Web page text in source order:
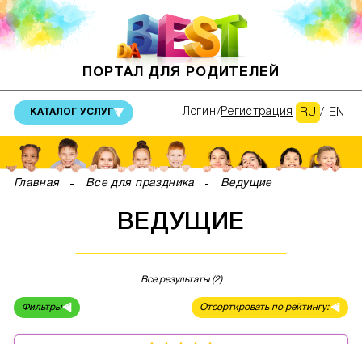
ПОРТАЛ ДЛЯ РОДИТЕЛЕЙ
КАТАЛОГ УСЛУГ RU / EN
Логин Регистрация
Главная Все для праздника Ведущие
ВЕДУЩИЕ
Все результаты (2)
Отсортировать по рейтингу:
Фильтры